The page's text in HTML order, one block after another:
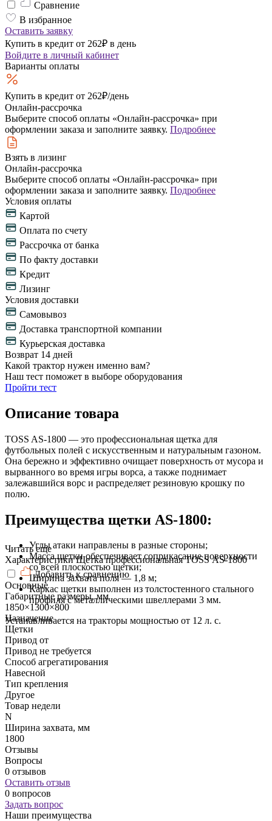
Сравнение
В избранное
Оставить заявку
Купить в кредит от 262₽ в день
Войдите в личный кабинет
Варианты оплаты
Купить в кредит от 262₽/день
Онлайн-рассрочка
Выберите способ оплаты «Онлайн-рассрочка» при
оформлении заказа и заполните заявку. Подробнее
Взять в лизинг
Онлайн-рассрочка
Выберите способ оплаты «Онлайн-рассрочка» при
оформлении заказа и заполните заявку. Подробнее
Условия оплаты
Картой
Оплата по счету
Рассрочка от банка
По факту доставки
Кредит
Лизинг
Условия доставки
Самовывоз
Доставка транспортной компании
Курьерская доставка
Возврат 14 дней
Какой трактор нужен именно вам?
Наш тест поможет в выборе оборудования
Пройти тест
Описание товара
TOSS AS-1800 — это профессиональная щетка для
футбольных полей с искусственным и натуральным газоном.
Она бережно и эффективно очищает поверхность от мусора и
вырванного во время игры ворса, а также поднимает
залежавшийся ворс и распределяет резиновую крошку по
полю.
Преимущества щетки AS-1800:
Углы атаки направлены в разные стороны;
Масса щетки обеспечивает соприкасание поверхности
со всей плоскостью щетки;
Ширина захвата поля — 1,8 м;
Каркас щетки выполнен из толстостенного стального
профиля с металлическими швеллерами 3 мм.
Устанавливается на тракторы мощностью от 12 л. с.
Читать еще
Характеристики Щетка профессиональная TOSS АS-1800
Добавить к сравнению
Основные
Габаритные размеры, мм
1850×1300×800
Назначение
Щетки
Привод от
Привод не требуется
Способ агрегатирования
Навесной
Тип крепления
Другое
Товар недели
N
Ширина захвата, мм
1800
Отзывы
Вопросы
0 отзывов
Оставить отзыв
0 вопросов
Задать вопрос
Наши преимущества